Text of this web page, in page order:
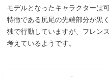
モデルとなったキャラクターは
特徴である尻尾の先端部分が黒
独で行動していますが、フレン
考えているようです。